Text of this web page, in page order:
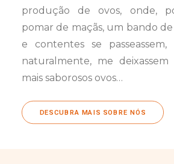
produção de ovos, onde,
pomar de maçãs, um bando
e contentes se passeassem,
naturalmente, me
mais saborosos ovos…
DESCUBRA MAIS SOBRE NÓS